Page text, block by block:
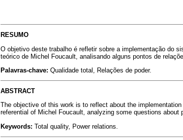
RESUMO
O objetivo deste trabalho é refletir sobre a implementação do
teórico de Michel Foucault, analisando alguns pontos de
Palavras-chave: Qualidade total, Relações de poder.
ABSTRACT
The objective of this work is to reflect about the
referential of Michel Foucault, analyzing some questions
Keywords: Total quality, Power relations.